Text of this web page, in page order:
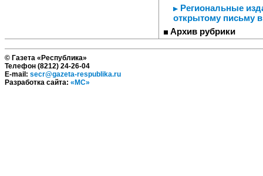
Региональные
открытому письму
Архив рубрики
© Газета «Республика»
Телефон (8212) 24-26-04
E-mail: secr@gazeta-respublika.ru
Разработка сайта: «МС»